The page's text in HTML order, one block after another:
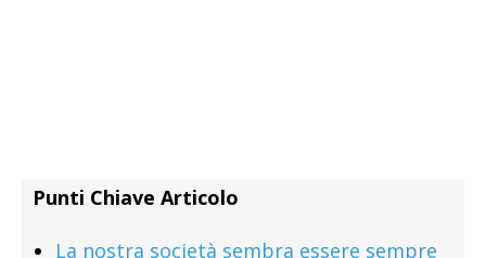
Punti Chiave Articolo
La nostra società sembra essere sempre